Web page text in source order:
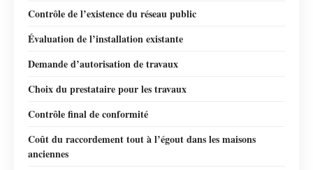
Contrôle de l’existence du réseau public
Évaluation de l’installation existante
Demande d’autorisation de travaux
Choix du prestataire pour les travaux
Contrôle final de conformité
Coût du raccordement tout à l’égout dans les maisons
anciennes